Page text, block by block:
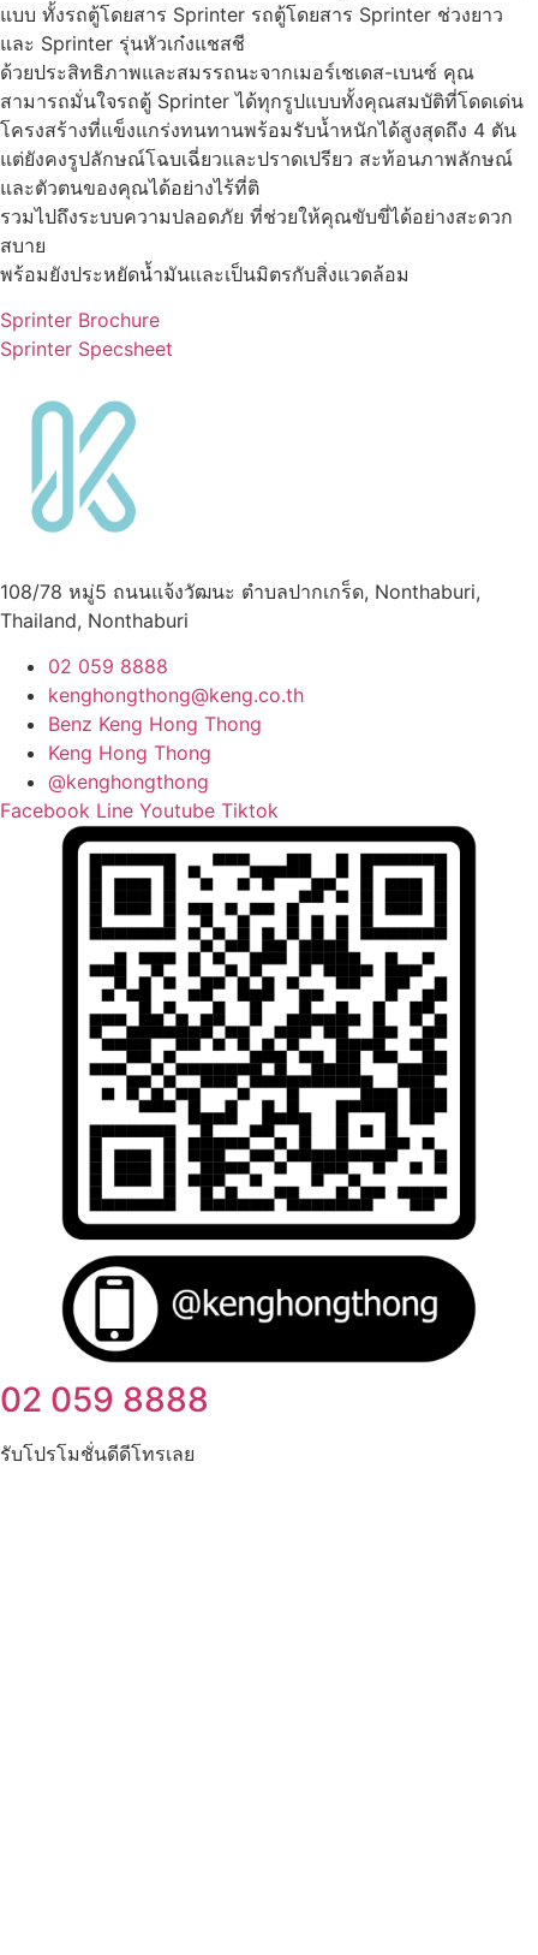
แบบ ทั้งรถตู้โดยสาร Sprinter รถตู้โดยสาร Sprinter ช่วงยาว
และ Sprinter รุ่นหัวเก๋งแชสชี
ด้วยประสิทธิภาพและสมรรถนะจากเมอร์เชเดส-เบนซ์ คุณ
สามารถมั่นใจรถตู้ Sprinter ได้ทุกรูปแบบทั้งคุณสมบัติที่โดดเด่น
โครงสร้างที่แข็งแกร่งทนทานพร้อมรับน้ำหนักได้สูงสุดถึง 4 ตัน
แต่ยังคงรูปลักษณ์โฉบเฉี่ยวและปราดเปรียว สะท้อนภาพลักษณ์
และตัวตนของคุณได้อย่างไร้ที่ติ
รวมไปถึงระบบความปลอดภัย ที่ช่วยให้คุณขับขี่ได้อย่างสะดวก
สบาย
พร้อมยังประหยัดน้ำมันและเป็นมิตรกับสิ่งแวดล้อม
Sprinter Brochure
Sprinter Specsheet
108/78 หมู่5 ถนนแจ้งวัฒนะ ตำบลปากเกร็ด, Nonthaburi,
Thailand, Nonthaburi
02 059 8888
kenghongthong@keng.co.th
Benz Keng Hong Thong
Keng Hong Thong
@kenghongthong
Facebook Line Youtube Tiktok
02 059 8888
รับโปรโมชั่นดีดีโทรเลย